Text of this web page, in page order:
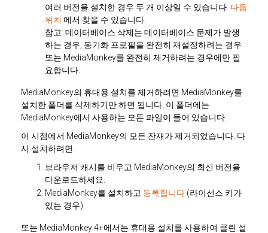
여러 버전을 설치한 경우 두 개 이상일 수 있습니다. 다음
위치 에서 찾을 수 있습니다.
참고: 데이터베이스 삭제는 데이터베이스 문제가 발생
하는 경우, 동기화 프로필을 완전히 재설정하려는 경우
또는 MediaMonkey를 완전히 제거하려는 경우에만 필
요합니다.
MediaMonkey의 휴대용 설치를 제거하려면 MediaMonkey를
설치한 폴더를 삭제하기만 하면 됩니다. 이 폴더에는
MediaMonkey에서 사용하는 모든 파일이 들어 있습니다.
이 시점에서 MediaMonkey의 모든 잔재가 제거되었습니다. 다
시 설치하려면:
브라우저 캐시를 비우고 MediaMonkey의 최신 버전을
다운로드하세요.
MediaMonkey를 설치하고 등록합니다 (라이선스 키가
있는 경우).
또는 MediaMonkey 4+에서는 휴대용 설치를 사용하여 클린 설